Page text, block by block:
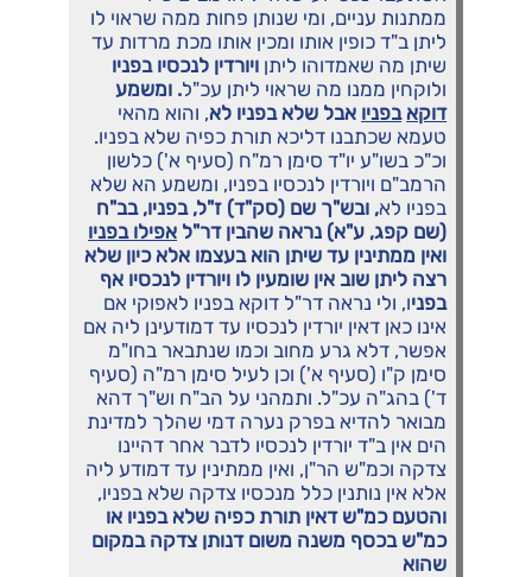
ממתנות עניים, ומי שנותן פחות ממה שראוי לו
ליתן ב"ד כופין אותו ומכין אותו מכת מרדות עד
שיתן מה שאמדוהו ליתן ויורדין לנכסיו בפניו
ולוקחין ממנו מה שראוי ליתן עכ"ל. ומשמע
דוקא בפניו אבל שלא בפניו לא, והוא מהאי
טעמא שכתבנו דליכא תורת כפיה שלא בפניו.
וכ"כ בשו"ע יו"ד סימן רמ"ח (סעיף א') כלשון
הרמב"ם ויורדין לנכסיו בפניו, ומשמע הא שלא
בפניו לא, ובש"ך שם (סק"ד) ז"ל, בפניו, בב"ח
(שם קפג, ע"א) נראה שהבין דר"ל אפילו בפניו
ואין ממתינין עד שיתן הוא בעצמו אלא כיון שלא
רצה ליתן שוב אין שומעין לו ויורדין לנכסיו אף
בפניו, ולי נראה דר"ל דוקא בפניו לאפוקי אם
אינו כאן דאין יורדין לנכסיו עד דמודעינן ליה אם
אפשר, דלא גרע מחוב וכמו שנתבאר בחו"מ
סימן ק"ו (סעיף א') וכן לעיל סימן רמ"ה (סעיף
ד') בהג"ה עכ"ל. ותמהני על הב"ח וש"ך דהא
מבואר להדיא בפרק נערה דמי שהלך למדינת
הים אין ב"ד יורדין לנכסיו לדבר אחר דהיינו
צדקה וכמ"ש הר"ן, ואין ממתינין עד דמודע ליה
אלא אין נותנין כלל מנכסיו צדקה שלא בפניו,
והטעם כמ"ש דאין תורת כפיה שלא בפניו או
כמ"ש בכסף משנה משום דנותן צדקה במקום
שהוא